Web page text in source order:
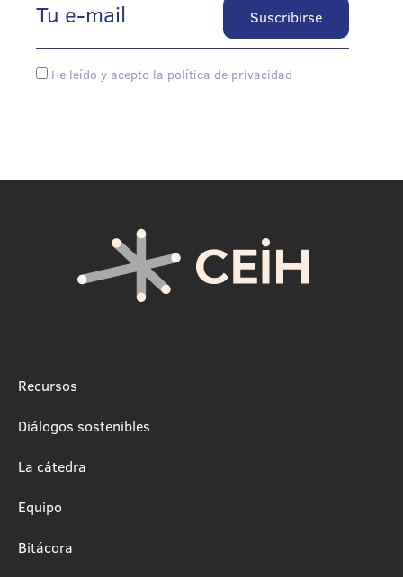
He leído y acepto la política de privacidad
Recursos
Diálogos sostenibles
La cátedra
Equipo
Bitácora